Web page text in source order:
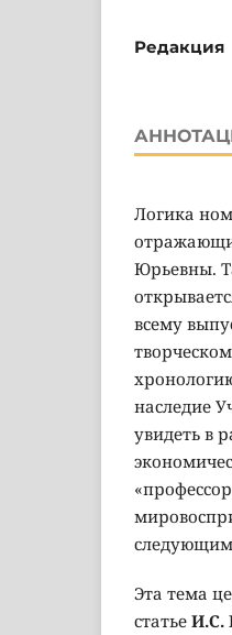
Редакция
Логика
Юрьевны.
всему
наследие
увидеть в
Эта тема
статье И.С.